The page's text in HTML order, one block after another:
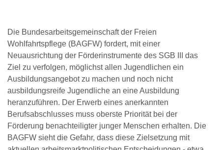
Die Bundesarbeitsgemeinschaft der Freien
Wohlfahrtspflege (BAGFW) fordert, mit einer
Neuausrichtung der Förderinstrumente des SGB III das
Ziel zu verfolgen, möglichst allen Jugendlichen ein
Ausbildungsangebot zu machen und noch nicht
ausbildungsreife Jugendliche an eine Ausbildung
heranzuführen. Der Erwerb eines anerkannten
Berufsabschlusses muss oberste Priorität bei der
Förderung benachteiligter junger Menschen erhalten. Die
BAGFW sieht die Gefahr, dass diese Zielsetzung mit